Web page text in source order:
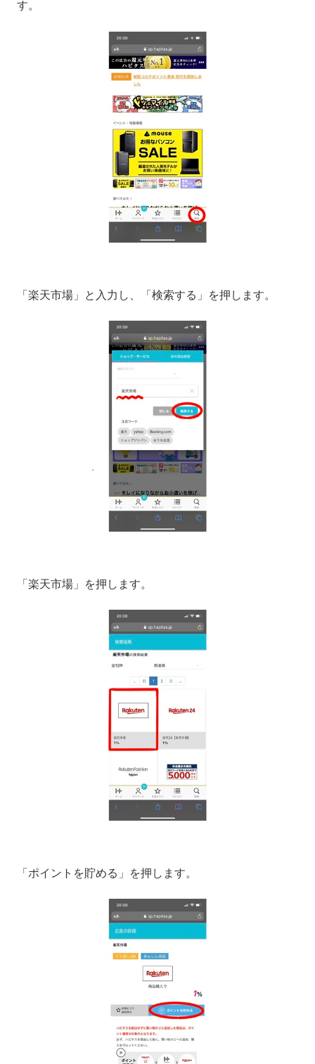
す。
「楽天市場」と入力し、「検索する」を押します。
「楽天市場」を押します。
「ポイントを貯める」を押します。